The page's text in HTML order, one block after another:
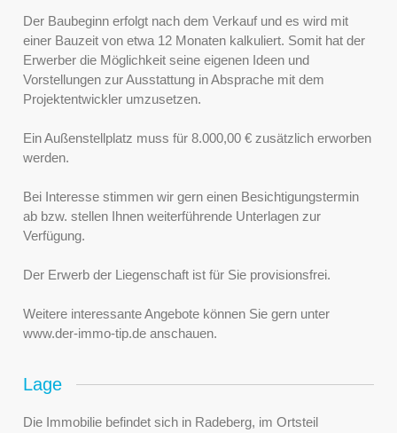
Der Baubeginn erfolgt nach dem Verkauf und es wird mit
einer Bauzeit von etwa 12 Monaten kalkuliert. Somit hat der
Erwerber die Möglichkeit seine eigenen Ideen und
Vorstellungen zur Ausstattung in Absprache mit dem
Projektentwickler umzusetzen.
Ein Außenstellplatz muss für 8.000,00 € zusätzlich erworben
werden.
Bei Interesse stimmen wir gern einen Besichtigungstermin
ab bzw. stellen Ihnen weiterführende Unterlagen zur
Verfügung.
Der Erwerb der Liegenschaft ist für Sie provisionsfrei.
Weitere interessante Angebote können Sie gern unter
www.der-immo-tip.de anschauen.
Lage
Die Immobilie befindet sich in Radeberg, im Ortsteil